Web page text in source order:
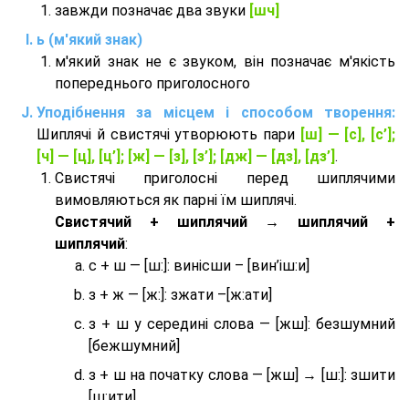
завжди позначає два звуки [шч]
ь (м'який знак)
м'який знак не є звуком, він позначає м'якість
попереднього приголосного
Уподібнення за місцем і способом творення:
Шиплячі й свистячі утворюють пари [ш] — [c], [с’];
[ч] — [ц], [ц’]; [ж] — [з], [з’]; [дж] — [дз], [дз’] .
Свистячі приголосні перед шиплячими
вимовляються як парні їм шиплячі.
Cвистячий + шиплячий → шиплячий +
шиплячий:
с + ш — [ш:]: винісши – [вин’іш:и]
з + ж — [ж:]: зжати –[ж:ати]
з + ш у середині слова — [жш]: безшумний
[бежшумний]
з + ш на початку слова — [жш] → [ш:]: зшити
[ш:ити]